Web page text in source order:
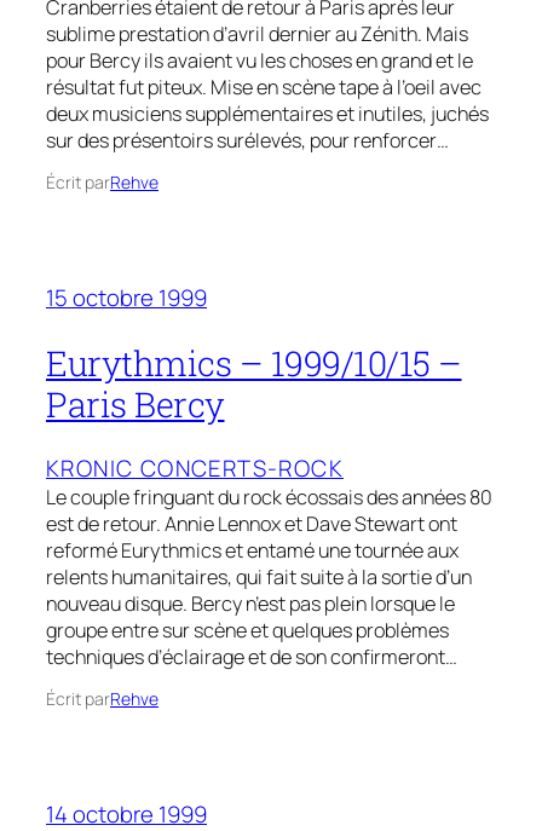
Cranberries étaient de retour à Paris après leur
sublime prestation d’avril dernier au Zénith. Mais
pour Bercy ils avaient vu les choses en grand et le
résultat fut piteux. Mise en scène tape à l’oeil avec
deux musiciens supplémentaires et inutiles, juchés
sur des présentoirs surélevés, pour renforcer…
Écrit parRehve
15 octobre 1999
Eurythmics – 1999/10/15 –
Paris Bercy
KRONIC CONCERTS-ROCK
Le couple fringuant du rock écossais des années 80
est de retour. Annie Lennox et Dave Stewart ont
reformé Eurythmics et entamé une tournée aux
relents humanitaires, qui fait suite à la sortie d’un
nouveau disque. Bercy n’est pas plein lorsque le
groupe entre sur scène et quelques problèmes
techniques d’éclairage et de son confirmeront…
Écrit parRehve
14 octobre 1999